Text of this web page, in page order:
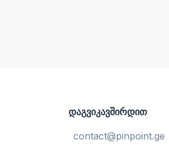
დაგვიკავშირდით
contact@pinpoint.ge